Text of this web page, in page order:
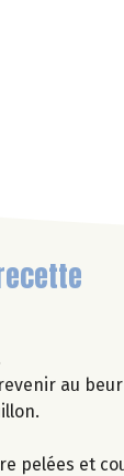
au
pelées et